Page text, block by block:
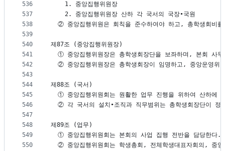
536
537
538
539
540
541
542
543
544
545
546
547
548
549
550
    1. 중앙집행위원장
    2. 중앙집행위원장 산하 각 국서의 국장∙국원
② 중앙집행위원은 회칙을 준수하여야 하고, 총학생회비
제87조 (중앙집행위원장)
① 중앙집행위원장은 총학생회장단을 보좌하며, 본회 사
② 중앙집행위원장은 총학생회장이 임명하고, 중앙운영위
제88조 (국서)
① 중앙집행위원회는 원활한 업무 진행을 위하여 산하에
② 각 국서의 설치∙조직과 직무범위는 총학생회장단이 정
제89조 (업무)
  ① 중앙집행위원회는 본회의 사업 집행 전반을 담당한다.
② 중앙집행위원회는 학생총회, 전체학생대표자회의, 중